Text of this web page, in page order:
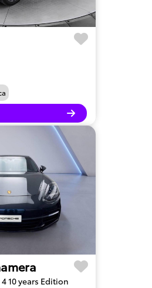
10 years Edition